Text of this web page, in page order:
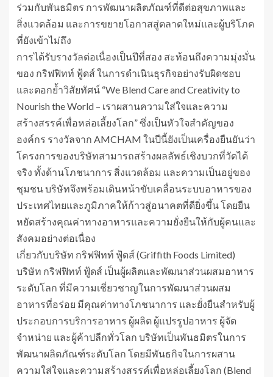
ร่วมกับพันธมิตร การพัฒนาผลิตภัณฑ์ที่ดีต่อสุขภาพและ
สิ่งแวดล้อม และการขยายโอกาสสู่ตลาดใหม่และผู้บริโภค
ที่ยังเข้าไม่ถึง
การได้รับรางวัลต่อเนื่องเป็นปีที่สอง สะท้อนถึงความมุ่งมั่น
ของ กริฟฟิทท์ ฟู้ดส์ ในการดำเนินธุรกิจอย่างรับผิดชอบ
และตอกย้ำวิสัยทัศน์ “We Blend Care and Creativity to
Nourish the World – เราผสานความใส่ใจและความ
สร้างสรรค์เพื่อหล่อเลี้ยงโลก” ซึ่งเป็นหัวใจสำคัญของ
องค์กร รางวัลจาก AMCHAM ในปีนี้ยังเป็นเครื่องยืนยันว่า
โครงการของบริษัทสามารถสร้างผลลัพธ์เชิงบวกที่วัดได้
จริง ทั้งด้านโภชนาการ สิ่งแวดล้อม และความเป็นอยู่ของ
ชุมชน บริษัทจึงพร้อมเดินหน้าขับเคลื่อนระบบอาหารของ
ประเทศไทยและภูมิภาคให้ก้าวสู่อนาคตที่ดียิ่งขึ้น โดยยืน
หยัดสร้างคุณค่าทางอาหารและความยั่งยืนให้กับผู้คนและ
สังคมอย่างต่อเนื่อง
เกี่ยวกับบริษัท กริฟฟิทท์ ฟู้ดส์ (Griffith Foods Limited)
บริษัท กริฟฟิทท์ ฟู้ดส์ เป็นผู้ผลิตและพัฒนาส่วนผสมอาหาร
ระดับโลก ที่มีความเชี่ยวชาญในการพัฒนาส่วนผสม
อาหารที่อร่อย มีคุณค่าทางโภชนาการ และยั่งยืนสำหรับผู้
ประกอบการบริการอาหาร ผู้ผลิต ผู้แปรรูปอาหาร ผู้จัด
จำหน่าย และผู้ค้าปลีกทั่วโลก บริษัทเป็นพันธมิตรในการ
พัฒนาผลิตภัณฑ์ระดับโลก โดยมีพันธกิจในการผสาน
ความใส่ใจและความสร้างสรรค์เพื่อหล่อเลี้ยงโลก (Blend